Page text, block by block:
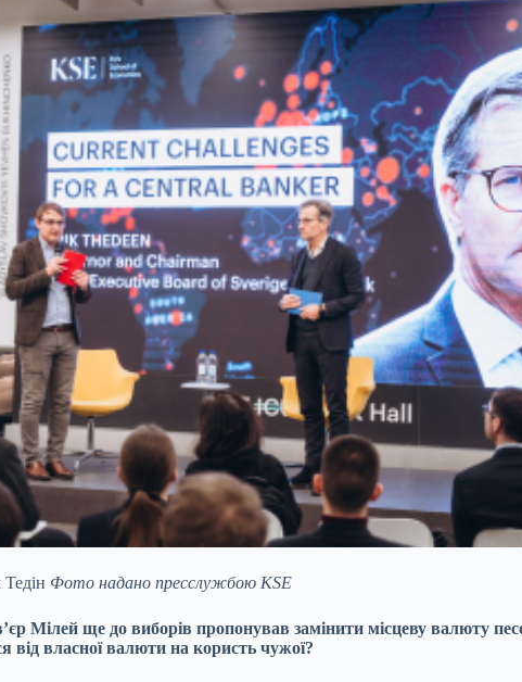
Фото надано пресслужбою KSE
Мілей ще до виборів пропонував замінити місцеву валюту
від власної валюти на користь чужої?